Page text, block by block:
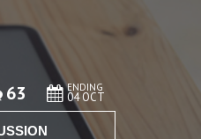
63 ENDING
04 OCT